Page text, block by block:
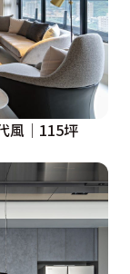
風│115坪